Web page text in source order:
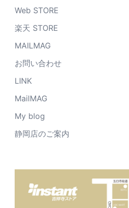
Web STORE
楽天 STORE
MAILMAG
お問い合わせ
LINK
MailMAG
My blog
静岡店のご案内